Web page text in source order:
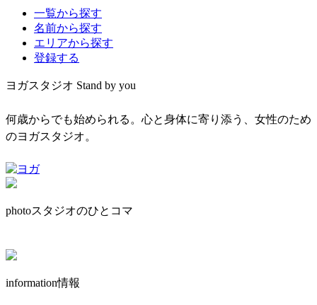
一覧から探す
名前から探す
エリアから探す
登録する
ヨガスタジオ Stand by you
何歳からでも始められる。心と身体に寄り添う、女性のため
のヨガスタジオ。
photoスタジオのひとコマ
information情報